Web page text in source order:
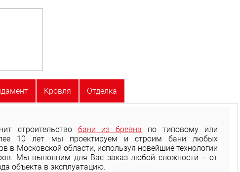
Кровля Отделка
строительство бани из бревна по типовому или
10 лет мы проектируем и строим бани любых
в Московской области, используя новейшие технологии
Мы выполним для Вас заказ любой сложности – от
объекта в эксплуатацию.